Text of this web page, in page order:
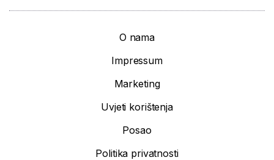
O nama
Impressum
Marketing
Uvjeti korištenja
Posao
Politika privatnosti